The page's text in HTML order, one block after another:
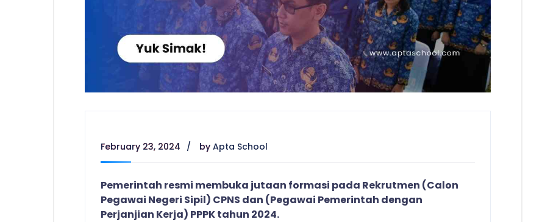
February 23, 2024 by Apta School
Pemerintah resmi membuka jutaan formasi pada Rekrutmen (Calon
Pegawai Negeri Sipil) CPNS dan (Pegawai Pemerintah dengan
Perjanjian Kerja) PPPK tahun 2024.